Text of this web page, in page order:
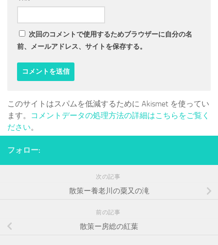
次回のコメントで使用するためブラウザーに自分の名
前、メールアドレス、サイトを保存する。
このサイトはスパムを低減するために Akismet を使ってい
ます。
コメントデータの処理方法の詳細はこちらをご覧く
ださい。
フォロー:
次の記事
散策ー養老川の粟又の滝
前の記事
散策ー房総の紅葉